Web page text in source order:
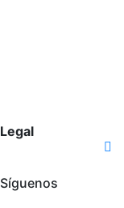
Legal
Síguenos